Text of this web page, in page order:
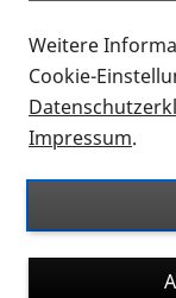
können?
Thema
für blinde und
Auf dieser Seite
Ort. Nutzen Sie
nach Flyern
suchen. Die
verschiedenen
Weitere
Cookie-
Impressum.